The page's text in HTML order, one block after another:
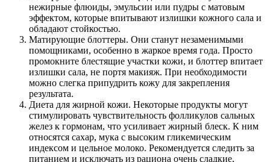
нежирные флюиды, эмульсии или пудры с матовым
эффектом, которые впитывают излишки кожного сала и
обладают стойкостью.
Матирующие блоттеры. Они станут незаменимыми
помощниками, особенно в жаркое время года. Просто
промокните блестящие участки кожи, и блоттер впитает
излишки сала, не портя макияж. При необходимости
можно слегка припудрить кожу для закрепления
результата.
Диета для жирной кожи. Некоторые продукты могут
стимулировать чувствительность фолликулов сальных
желез к гормонам, что усиливает жирный блеск. К ним
относятся сахар, мука с высоким гликемическим
индексом и цельное молоко. Рекомендуется следить за
питанием и исключать из рациона очень сладкие,